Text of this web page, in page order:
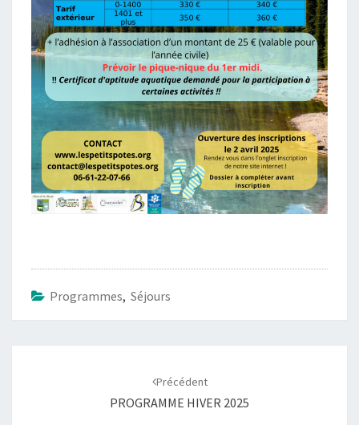
Programmes, Séjours
Précédent
PROGRAMME HIVER 2025